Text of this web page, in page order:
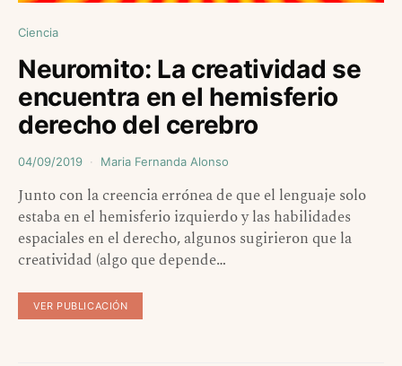
Ciencia
Neuromito: La creatividad se
encuentra en el hemisferio
derecho del cerebro
04/09/2019 Maria Fernanda Alonso
Junto con la creencia errónea de que el lenguaje solo
estaba en el hemisferio izquierdo y las habilidades
espaciales en el derecho, algunos sugirieron que la
creatividad (algo que depende…
VER PUBLICACIÓN